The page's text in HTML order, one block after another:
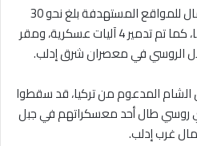
وبين “مصطفى” أن العدد الإجمال للمواقع المستهدفة بلغ نحو 30
موقعًا عسكريًا، دمرت معظمها، كما تم تدمير 4 آليات عسكرية، ومقر
الروسي في معصران شرق إدلب.
المدعوم من تركيا، قد سقطوا
روسي طال أحد معسكراتهم في جبل
غرب إدلب.